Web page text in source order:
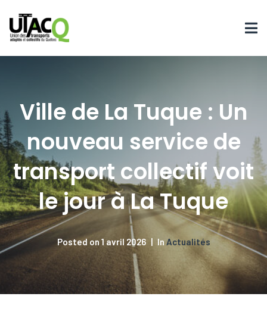
Ville de La Tuque : Un
nouveau service de
transport collectif voit
le jour à La Tuque
Posted on 1 avril 2026 In Actualités